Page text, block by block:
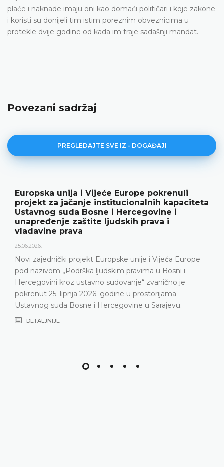
plaće i naknade imaju oni kao domaći političari i koje zakone
i koristi su donijeli tim istim poreznim obveznicima u
protekle dvije godine od kada im traje sadašnji mandat.
Povezani sadržaj
PREGLEDAJTE SVE IZ - DOGAĐAJI
Europska unija i Vijeće Europe pokrenuli
projekt za jačanje institucionalnih kapaciteta
Ustavnog suda Bosne i Hercegovine i
unapređenje zaštite ljudskih prava i
vladavine prava
25.06.2026.
Novi zajednički projekt Europske unije i Vijeća Europe
pod nazivom „Podrška ljudskim pravima u Bosni i
Hercegovini kroz ustavno sudovanje“ zvanično je
pokrenut 25. lipnja 2026. godine u prostorijama
Ustavnog suda Bosne i Hercegovine u Sarajevu.
DETALJNIJE